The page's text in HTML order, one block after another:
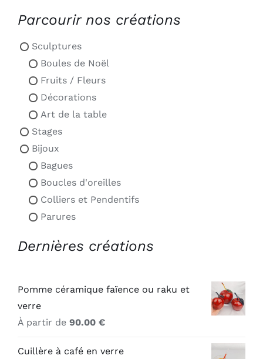
Parcourir nos créations
Sculptures
Boules de Noël
Fruits / Fleurs
Décorations
Art de la table
Stages
Bijoux
Bagues
Boucles d'oreilles
Colliers et Pendentifs
Parures
Dernières créations
Pomme céramique faïence ou raku et
verre
À partir de 90.00 €
Cuillère à café en verre